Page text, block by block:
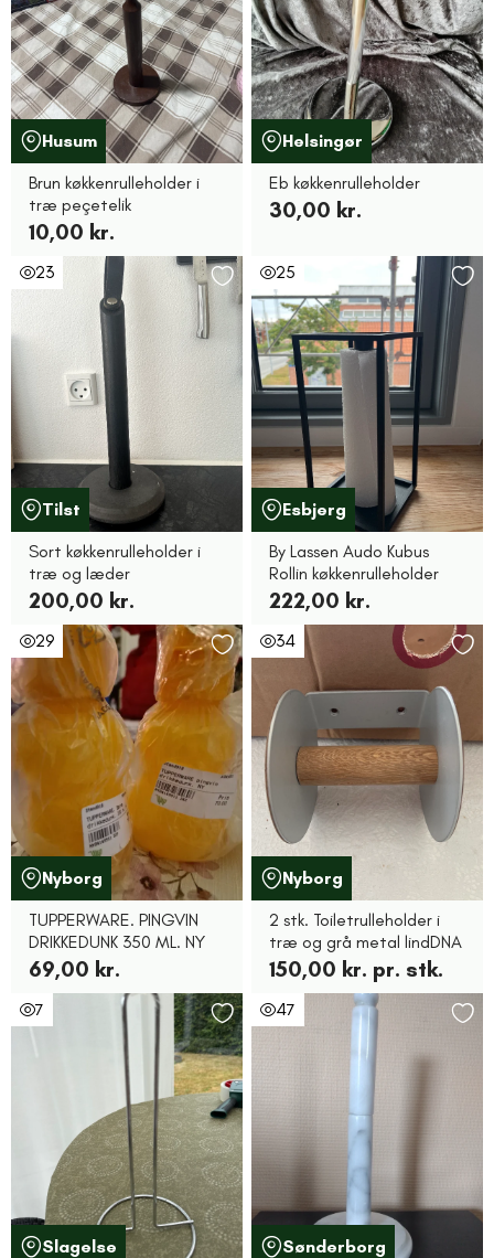
Husum
Brun køkkenrulleholder i
træ peçetelik
10,00 kr.
Helsingør
Eb køkkenrulleholder
30,00 kr.
23
Tilst
Sort køkkenrulleholder i
træ og læder
200,00 kr.
25
Esbjerg
By Lassen Audo Kubus
Rollin køkkenrulleholder
222,00 kr.
29
Nyborg
TUPPERWARE. PINGVIN
DRIKKEDUNK 350 ML. NY
69,00 kr.
34
Nyborg
2 stk. Toiletrulleholder i
træ og grå metal lindDNA
150,00 kr. pr. stk.
7
Slagelse
47
Sønderborg